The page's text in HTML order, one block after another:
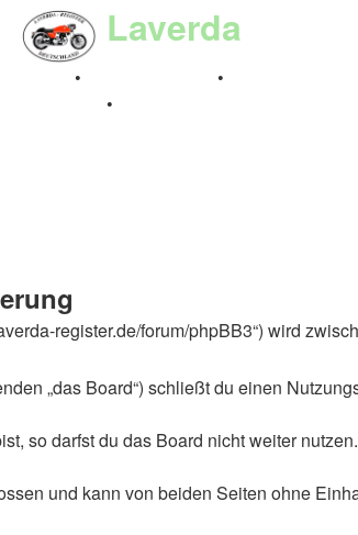
Laverda
• •
•
register.de/forum/phpBB3“) wird
„das Board“) schließt du einen
so darfst du das Board nicht weiter
und kann von beiden Seiten ohne